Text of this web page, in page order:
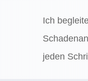
Ich
jeden